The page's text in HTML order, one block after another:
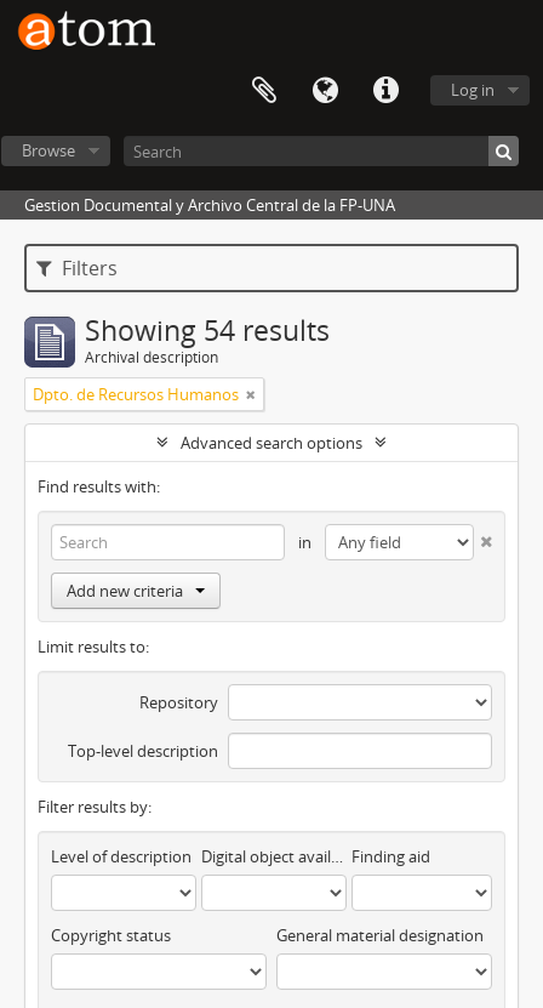
Log in
Browse
Gestion Documental y Archivo Central de la FP-UNA
Filters
Showing 54 results
Archival description
Dpto. de Recursos Humanos
Advanced search options
Find results with:
in
Add new criteria
Limit results to:
Repository
Top-level description
Filter results by:
Level of description Digital object available Finding aid
Copyright status General material designation